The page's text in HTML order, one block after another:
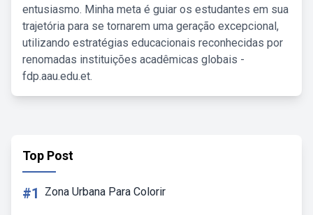
entusiasmo. Minha meta é guiar os estudantes em sua
trajetória para se tornarem uma geração excepcional,
utilizando estratégias educacionais reconhecidas por
renomadas instituições acadêmicas globais -
fdp.aau.edu.et.
Top Post
#1 Zona Urbana Para Colorir